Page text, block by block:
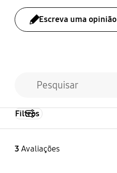
Escreva uma opinião
3Avaliações
Filtros